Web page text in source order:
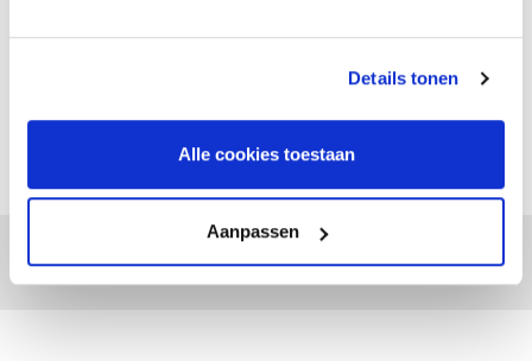
Details tonen
Alle cookies toestaan
Aanpassen
Bekijk alle voordelen